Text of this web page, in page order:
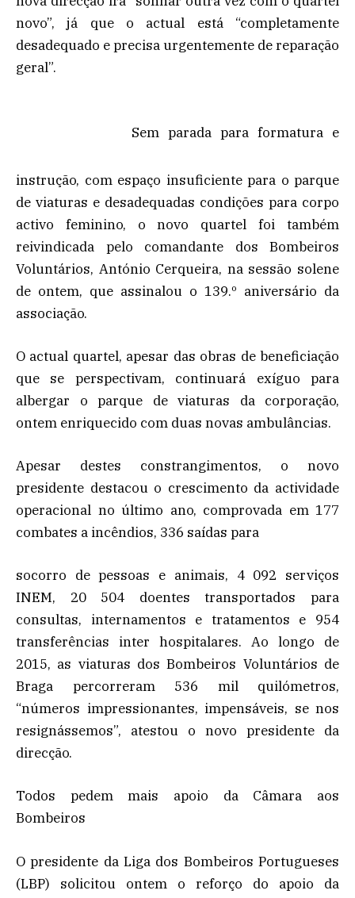
novo”, já que o actual está “completamente
desadequado e precisa urgentemente de reparação
geral”.
Sem parada para formatura e
instrução, com espaço insuficiente para o parque
de viaturas e desadequadas condições para corpo
activo feminino, o novo quartel foi também
reivindicada pelo comandante dos Bombeiros
Voluntários, António Cerqueira, na sessão solene
de ontem, que assinalou o 139.º aniversário da
associação.
O actual quartel, apesar das obras de beneficiação
que se perspectivam, continuará exíguo para
albergar o parque de viaturas da corporação,
ontem enriquecido com duas novas ambulâncias.
Apesar destes constrangimentos, o novo
presidente destacou o crescimento da actividade
operacional no último ano, comprovada em 177
combates a incêndios, 336 saídas para
socorro de pessoas e animais, 4 092 serviços
INEM, 20 504 doentes transportados para
consultas, internamentos e tratamentos e 954
transferências inter hospitalares. Ao longo de
2015, as viaturas dos Bombeiros Voluntários de
Braga percorreram 536 mil quilómetros,
“números impressionantes, impensáveis, se nos
resignássemos”, atestou o novo presidente da
direcção.
Todos pedem mais apoio da Câmara aos
Bombeiros
O presidente da Liga dos Bombeiros Portugueses
(LBP) solicitou ontem o reforço do apoio da